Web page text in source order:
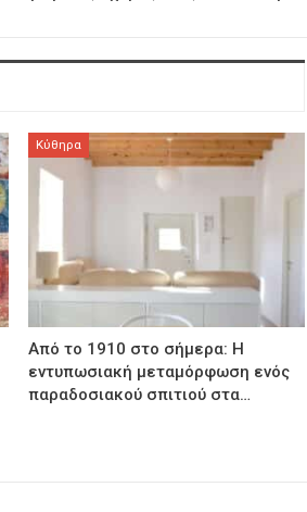
Κύθηρα
Από το 1910 στο σήμερα: Η
εντυπωσιακή μεταμόρφωση ενός
παραδοσιακού σπιτιού στα…